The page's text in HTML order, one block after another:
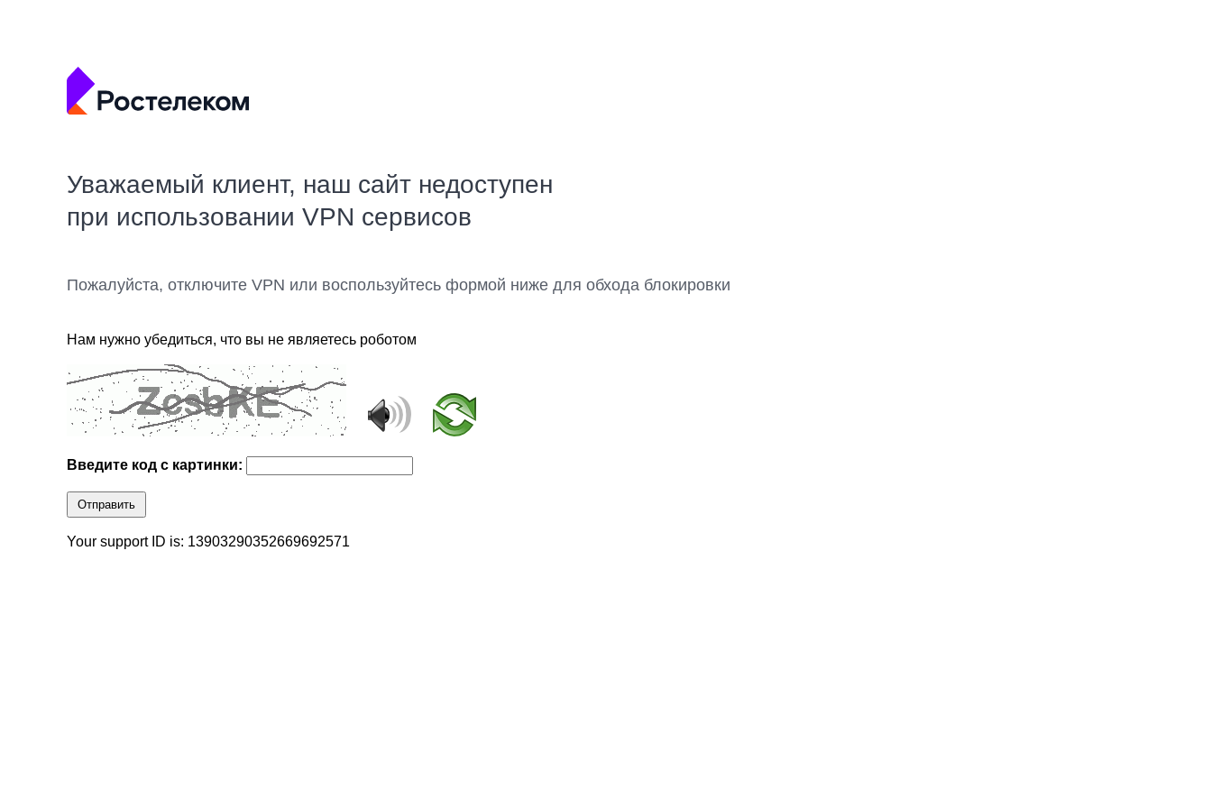
Уважаемый клиент, наш сайт недоступен
при использовании VPN сервисов
Пожалуйста, отключите VPN или воспользуйтесь формой ниже для обхода блокировки
Нам нужно убедиться, что вы не являетесь роботом
Введите код с картинки:
Отправить
Your support ID is: 13903290352669692571